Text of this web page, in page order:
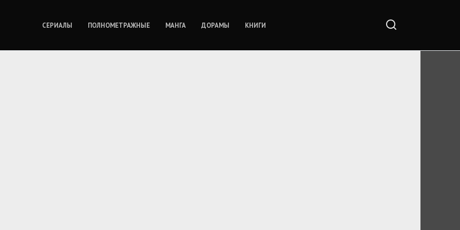
СЕРИАЛЫ ПОЛНОМЕТРАЖНЫЕ МАНГА ДОРАМЫ КНИГИ